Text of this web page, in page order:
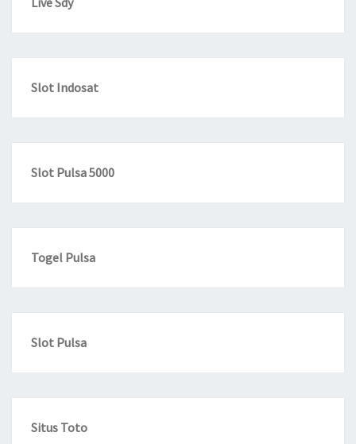
Slot Indosat
Slot Pulsa 5000
Togel Pulsa
Slot Pulsa
Situs Toto